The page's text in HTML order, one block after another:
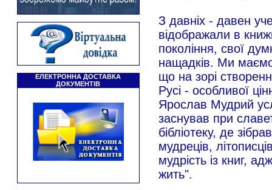
ЕЛЕКТРОННА ДОСТАВКА
ДОКУМЕНТІВ
З давніх - давен
відображали в
покоління, свої
нащадків. Ми
що на зорі
Русі - особливої
Ярослав Мудрий
заснував при
бібліотеку, де
мудреців,
мудрість із книг,
жить".